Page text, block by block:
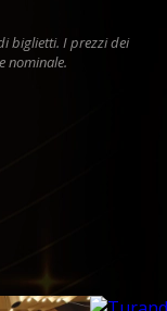
biglietti. I prezzi dei
nominale.